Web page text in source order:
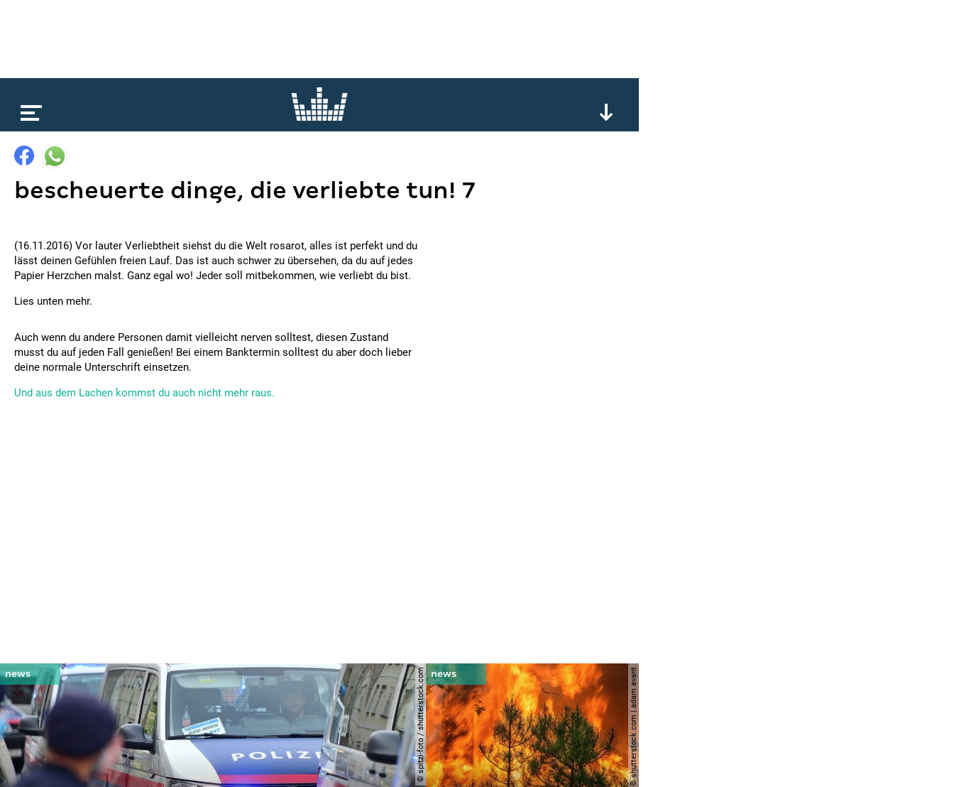
bescheuerte dinge, die verliebte tun! 7
(16.11.2016) Vor lauter Verliebtheit siehst du die Welt rosarot, alles ist perfekt und du
lässt deinen Gefühlen freien Lauf. Das ist auch schwer zu übersehen, da du auf jedes
Papier Herzchen malst. Ganz egal wo! Jeder soll mitbekommen, wie verliebt du bist.
Lies unten mehr.
Auch wenn du andere Personen damit vielleicht nerven solltest, diesen Zustand
musst du auf jeden Fall genießen! Bei einem Banktermin solltest du aber doch lieber
deine normale Unterschrift einsetzen.
Und aus dem Lachen kommst du auch nicht mehr raus.
© spitzi-foto / shutterstock.com © shutterstock.com | adam avant